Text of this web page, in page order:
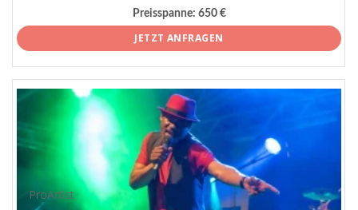
Preisspanne: 650 €
JETZT ANFRAGEN
ProArtist